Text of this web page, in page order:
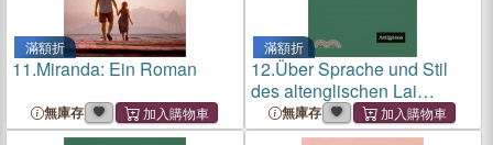
滿額折
11.Miranda: Ein Roman
無庫存
滿額折
12.Über Sprache und Stil
des altenglischen Lai
Hauelok þe Dane
無庫存